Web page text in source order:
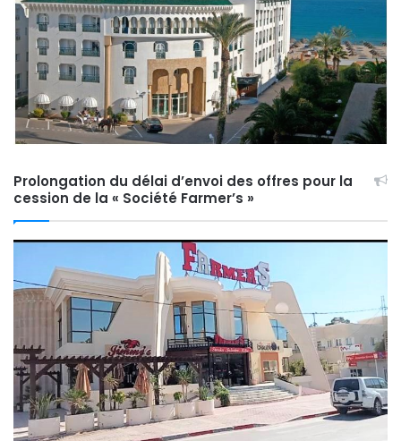
Prolongation du délai d’envoi des offres pour la
cession de la « Société Farmer’s »